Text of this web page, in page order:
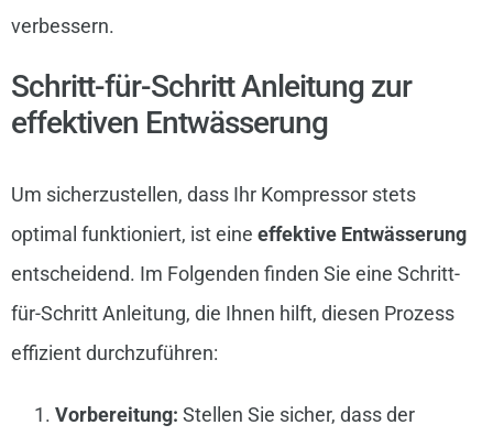
verbessern.
Schritt-für-Schritt Anleitung zur
effektiven Entwässerung
Um sicherzustellen, dass Ihr Kompressor stets
optimal funktioniert, ist eine effektive Entwässerung
entscheidend. Im Folgenden finden Sie eine Schritt-
für-Schritt Anleitung, die Ihnen hilft, diesen Prozess
effizient durchzuführen:
Vorbereitung: Stellen Sie sicher, dass der